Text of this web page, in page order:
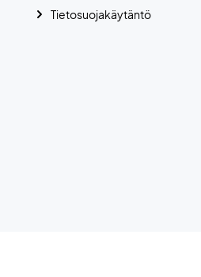
Tietosuojakäytäntö